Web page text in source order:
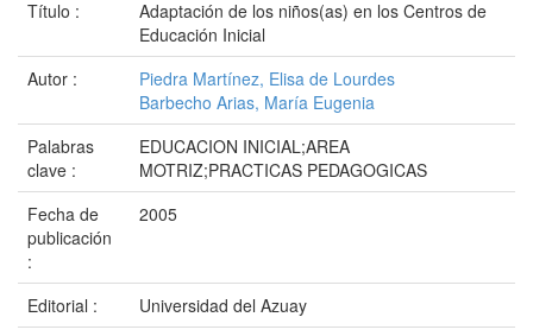
Título :
Adaptación de los niños(as) en los Centros de
Educación Inicial
Autor :
Piedra Martínez, Elisa de Lourdes
Barbecho Arias, María Eugenia
Palabras
clave :
EDUCACION INICIAL;AREA
MOTRIZ;PRACTICAS PEDAGOGICAS
Fecha de
publicación
:
2005
Editorial :
Universidad del Azuay